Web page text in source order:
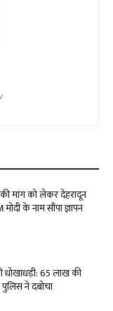
मांग को लेकर देहरादून
के नाम सौंपा ज्ञापन
धोखाधड़ी: 65 लाख की
ने दबोचा